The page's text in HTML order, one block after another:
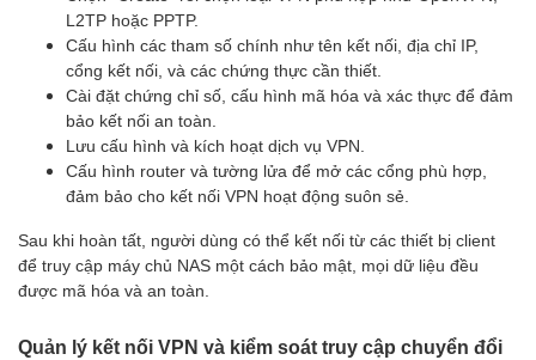
L2TP hoặc PPTP.
Cấu hình các tham số chính như tên kết nối, địa chỉ IP,
cổng kết nối, và các chứng thực cần thiết.
Cài đặt chứng chỉ số, cấu hình mã hóa và xác thực để đảm
bảo kết nối an toàn.
Lưu cấu hình và kích hoạt dịch vụ VPN.
Cấu hình router và tường lửa để mở các cổng phù hợp,
đảm bảo cho kết nối VPN hoạt động suôn sẻ.
Sau khi hoàn tất, người dùng có thể kết nối từ các thiết bị client
để truy cập máy chủ NAS một cách bảo mật, mọi dữ liệu đều
được mã hóa và an toàn.
Quản lý kết nối VPN và kiểm soát truy cập chuyển đổi